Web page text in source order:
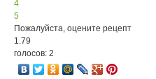
4
5
Пожалуйста, оцените рецепт
1.79
голосов: 2